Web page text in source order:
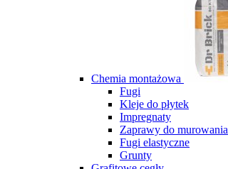
Chemia montażowa
Fugi
Kleje do płytek
Impregnaty
Zaprawy do murowania
Fugi elastyczne
Grunty